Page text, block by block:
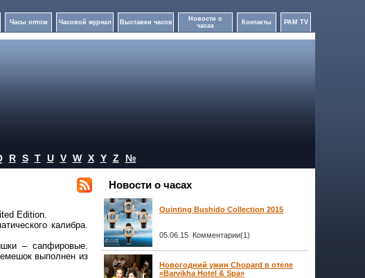
Часы оптом Часовой журнал Выставки часов
Новости о
часах
Контакты PAM TV
R S T U V W X Y Z №
Edition.
калибра.
– сапфировые.
выполнен из
Новости о часах
Quinting Bushido Collection 2015
05.06.15 Комментарии(1)
Новогодний ужин Chopard в отеле
«Barvikha Hotel & Spa»